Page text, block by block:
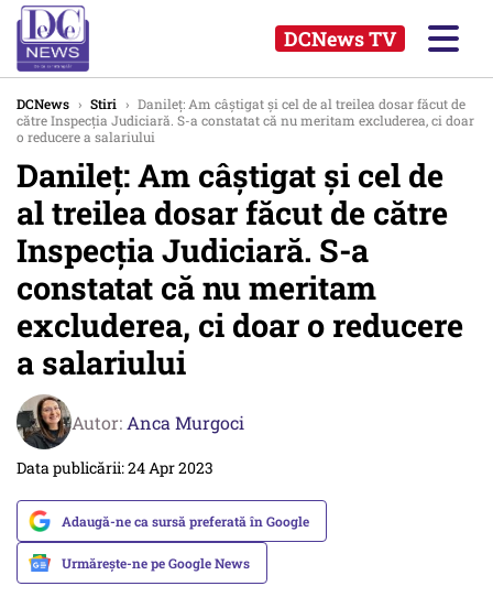
DCNews TV
DCNews › Stiri › Danileț: Am câștigat și cel de al treilea dosar făcut de
către Inspecția Judiciară. S-a constatat că nu meritam excluderea, ci doar
o reducere a salariului
Danileț: Am câștigat și cel de
al treilea dosar făcut de către
Inspecția Judiciară. S-a
constatat că nu meritam
excluderea, ci doar o reducere
a salariului
Autor: Anca Murgoci
Data publicării: 24 Apr 2023
Adaugă-ne ca sursă preferată în Google
Urmărește-ne pe Google News